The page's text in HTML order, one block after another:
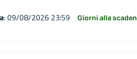
: 09/08/2026 23:59 Giorni alla